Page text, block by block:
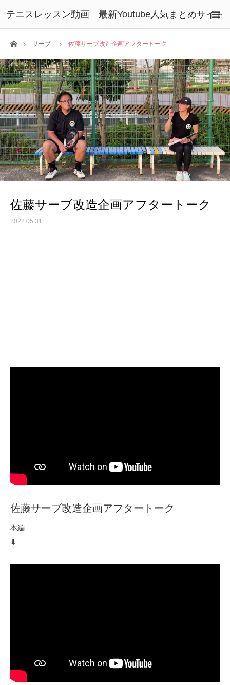
テニスレッスン動画 最新Youtube人気まとめサイト
ホームサーブ 佐藤サーブ改造企画アフタートーク
佐藤サーブ改造企画アフタートーク
2022.05.31
佐藤サーブ改造企画アフタートーク
本編
⬇︎